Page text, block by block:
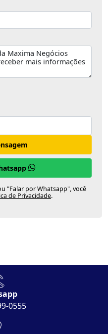
"Falar por Whatsapp", você
de Privacidade.
0555